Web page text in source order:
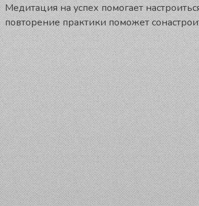
Медитация на успех помогает
повторение практики поможет